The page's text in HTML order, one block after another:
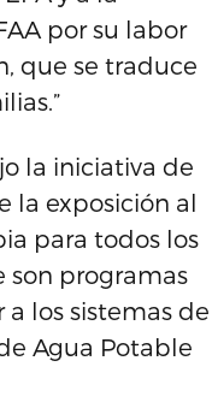
por su labor
que se traduce
la iniciativa de
la exposición al
para todos los
son programas
los sistemas de
Agua Potable